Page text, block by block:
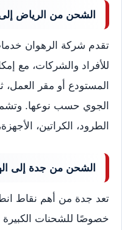
الشحن من الرياض إلى
تقدم شركة الرهوان
للأفراد والشركات، مع
المستودع أو مقر
الجوي حسب نوعها.
الطرود، الكراتين،
الشحن من جدة إلى
تعد جدة من أهم نقاط
خصوصًا للشحنات الكبيرة